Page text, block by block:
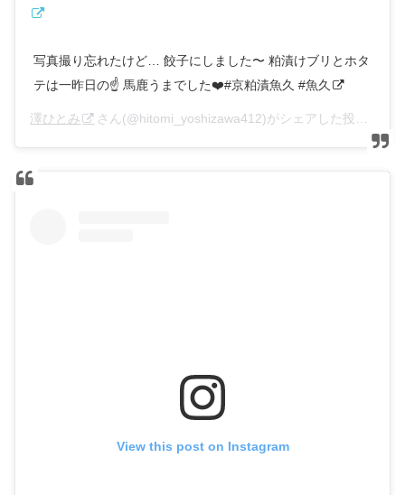
写真撮り忘れたけど… 餃子にしました〜 粕漬けブリとホタ
テは一昨日の☝ 馬鹿うまでした❤️#京粕漬魚久 #魚久
澤ひとみ さん(@hitomi_yoshizawa412)がシェアした投稿 –
View this post on Instagram